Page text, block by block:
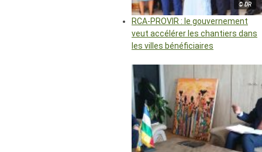
© DR
RCA-PROVIR : le gouvernement
veut accélérer les chantiers dans
les villes bénéficiaires